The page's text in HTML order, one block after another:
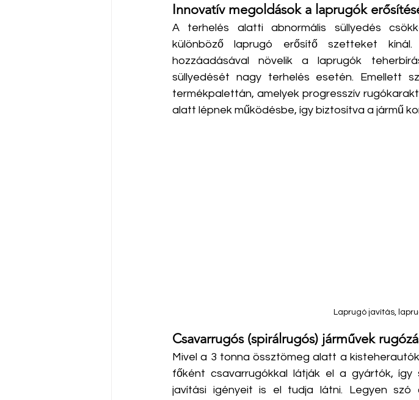
Innovatív megoldások a laprugók
A terhelés alatti abnormális süllyedés
különböző laprugó erősítő szetteket
hozzáadásával növelik a laprugók
süllyedését nagy terhelés esetén. Emellett
termékpalettán, amelyek progresszív
alatt lépnek működésbe, így biztosítva a jármű
Laprugó javítás,
Csavarrugós (spirálrugós) járművek
Mivel a 3 tonna össztömeg alatt a
főként csavarrugókkal látják el a gyártók, így
javítási igényeit is el tudja látni. Legyen